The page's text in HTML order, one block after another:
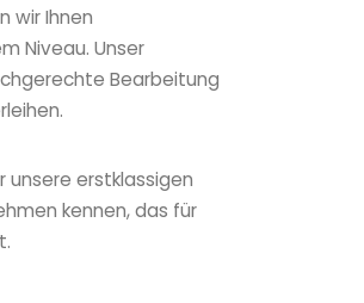
wir Ihnen
Niveau. Unser
Bearbeitung
unsere erstklassigen
kennen, das für